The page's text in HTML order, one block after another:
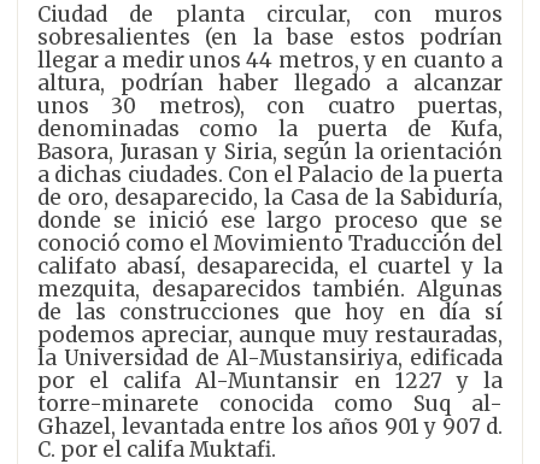
Ciudad de planta circular, con muros
sobresalientes (en la base estos podrían
llegar a medir unos 44 metros, y en cuanto a
altura, podrían haber llegado a alcanzar
unos 30 metros), con cuatro puertas,
denominadas como la puerta de Kufa,
Basora, Jurasan y Siria, según la orientación
a dichas ciudades. Con el Palacio de la puerta
de oro, desaparecido, la Casa de la Sabiduría,
donde se inició ese largo proceso que se
conoció como el Movimiento Traducción del
califato abasí, desaparecida, el cuartel y la
mezquita, desaparecidos también. Algunas
de las construcciones que hoy en día sí
podemos apreciar, aunque muy restauradas,
la Universidad de Al-Mustansiriya, edificada
por el califa Al-Muntansir en 1227 y la
torre-minarete conocida como Suq al-
Ghazel, levantada entre los años 901 y 907 d.
C. por el califa Muktafi.